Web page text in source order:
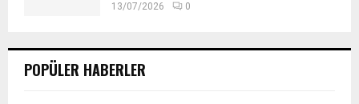
13/07/2026 0
POPÜLER HABERLER